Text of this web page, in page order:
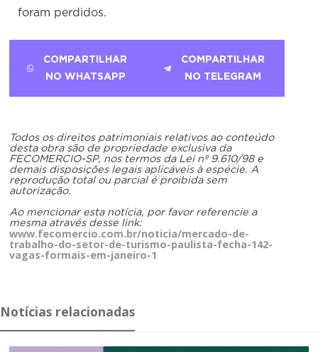
foram perdidos.
COMPARTILHAR
NO WHATSAPP
COMPARTILHAR
NO TELEGRAM
Todos os direitos patrimoniais relativos ao conteúdo
desta obra são de propriedade exclusiva da
FECOMERCIO-SP, nos termos da Lei nº 9.610/98 e
demais disposições legais aplicáveis à espécie. A
reprodução total ou parcial é proibida sem
autorização.
Ao mencionar esta notícia, por favor referencie a
mesma através desse link:
www.fecomercio.com.br/noticia/mercado-de-
trabalho-do-setor-de-turismo-paulista-fecha-142-
vagas-formais-em-janeiro-1
Notícias relacionadas